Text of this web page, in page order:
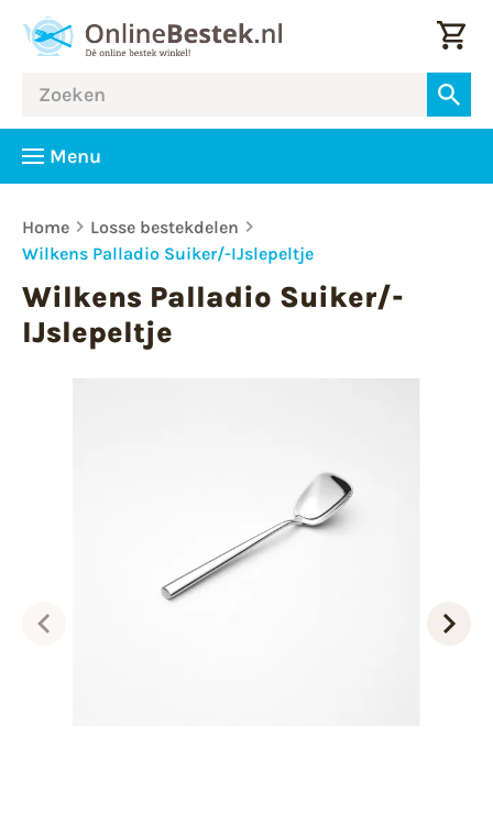
Menu
Home
Losse bestekdelen
Wilkens Palladio Suiker/-IJslepeltje
Wilkens Palladio Suiker/-
IJslepeltje